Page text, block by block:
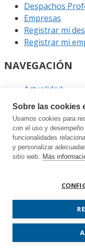
Despachos
Empresas
Registrar mi
Registrar mi
NAVEGACIÓN
Actualidad
Podcast
Entrevistas
Eventos
ENLACES
Política de
Prodespachos.com
reservados
Sobre las cookies
Usamos cookies para
con el uso y
funcionalidades
y personalizar
sitio web. Más